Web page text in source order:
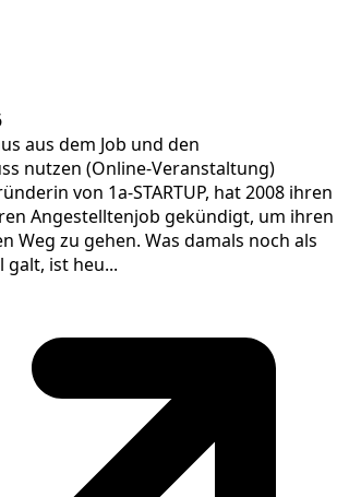
aus dem Job und den
nutzen (Online-Veranstaltung)
von 1a-STARTUP, hat 2008 ihren
Angestelltenjob gekündigt, um ihren
Weg zu gehen. Was damals noch als
ist heu...